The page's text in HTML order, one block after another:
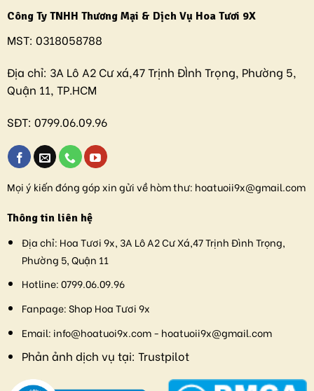
Công Ty TNHH Thương Mại & Dịch Vụ Hoa Tươi 9X
MST: 0318058788
Địa chỉ: 3A Lô A2 Cư xá,47 Trịnh ĐÌnh Trọng, Phường 5,
Quận 11, TP.HCM
SĐT: 0799.06.09.96
Mọi ý kiến đóng góp xin gửi về hòm thư: hoatuoii9x@gmail.com
Thông tin liên hệ
Địa chỉ: Hoa Tươi 9x, 3A Lô A2 Cư Xá,47 Trịnh Đình Trọng,
Phường 5, Quận 11
Hotline:0799.06.09.96
Fanpage:Shop Hoa Tươi 9x
Email: info@hoatuoi9x.com - hoatuoii9x@gmail.com
Phản ảnh dịch vụ tại: Trustpilot